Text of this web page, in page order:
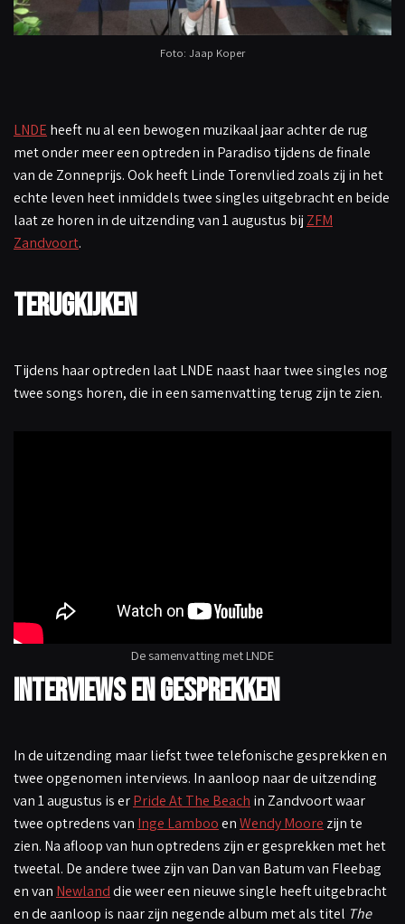
Foto: Jaap Koper
LNDE heeft nu al een bewogen muzikaal jaar achter de rug
met onder meer een optreden in Paradiso tijdens de finale
van de Zonneprijs. Ook heeft Linde Torenvlied zoals zij in het
echte leven heet inmiddels twee singles uitgebracht en beide
laat ze horen in de uitzending van 1 augustus bij ZFM
Zandvoort.
Terugkijken
Tijdens haar optreden laat LNDE naast haar twee singles nog
twee songs horen, die in een samenvatting terug zijn te zien.
De samenvatting met LNDE
Interviews en gesprekken
In de uitzending maar liefst twee telefonische gesprekken en
twee opgenomen interviews. In aanloop naar de uitzending
van 1 augustus is erPride At The Beach in Zandvoort waar
twee optredens van Inge LambooenWendy Moore zijn te
zien. Na afloop van hun optredens zijn er gesprekken met het
tweetal. De andere twee zijn van Dan van Batum van Fleebag
en van Newlanddie weer een nieuwe single heeft uitgebracht
en de aanloop is naar zijn negende album met als titel The